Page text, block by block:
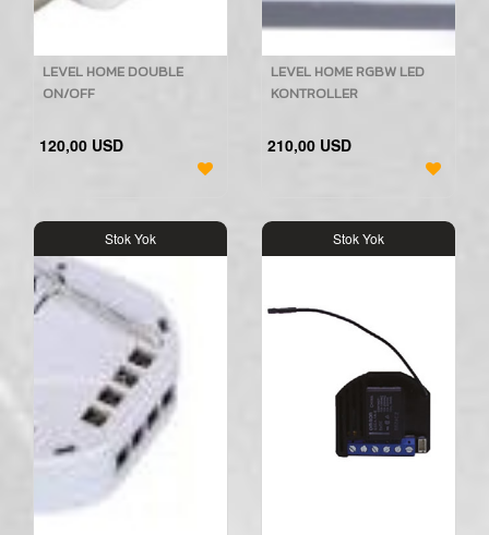
LEVEL HOME DOUBLE
ON/OFF
120,00 USD
LEVEL HOME RGBW LED
KONTROLLER
210,00 USD
Stok Yok Stok Yok